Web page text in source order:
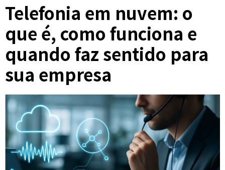
Telefonia em nuvem: o
que é, como funciona e
quando faz sentido para
sua empresa